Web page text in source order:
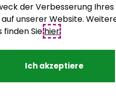
-Fläche MH
:
-Fläche Terrasse
-Kapazitat: 4 + 2
der Verbesserung Ihres
unserer Website.
finden Siehier.
Ich akzeptiere